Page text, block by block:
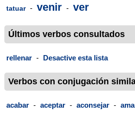
tatuar - venir - ver
Últimos verbos consultados
rellenar - Desactive esta lista
Verbos con conjugación
acabar - aceptar - aconsejar -